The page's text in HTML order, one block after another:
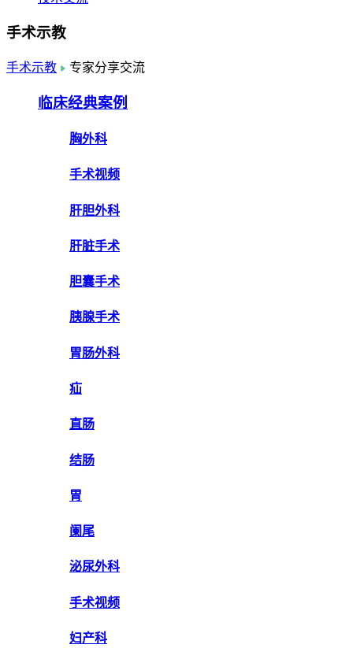
手术示教
手术示教 专家分享交流
临床经典案例
胸外科
手术视频
肝胆外科
肝脏手术
胆囊手术
胰腺手术
胃肠外科
疝
直肠
结肠
胃
阑尾
泌尿外科
手术视频
妇产科